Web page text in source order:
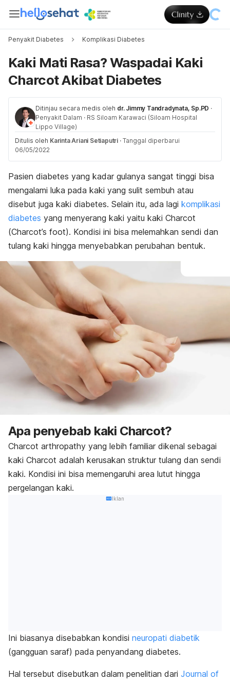
Penyakit Diabetes Komplikasi Diabetes
Kaki Mati Rasa? Waspadai Kaki
Charcot Akibat Diabetes
Ditinjau secara medis oleh dr. Jimmy Tandradynata, Sp.PD ·
Penyakit Dalam · RS Siloam Karawaci (Siloam Hospital
Lippo Village)
Ditulis oleh Karinta Ariani Setiaputri · Tanggal diperbarui
06/05/2022
Pasien diabetes yang kadar gulanya sangat tinggi bisa
mengalami luka pada kaki yang sulit sembuh atau
disebut juga kaki diabetes. Selain itu, ada lagi komplikasi
diabetes yang menyerang kaki yaitu kaki Charcot
(Charcot’s foot). Kondisi ini bisa melemahkan sendi dan
tulang kaki hingga menyebabkan perubahan bentuk.
Apa penyebab kaki Charcot?
Charcot arthropathy yang lebih familiar dikenal sebagai
kaki Charcot adalah kerusakan struktur tulang dan sendi
kaki. Kondisi ini bisa memengaruhi area lutut hingga
pergelangan kaki.
Iklan
Ini biasanya disebabkan kondisi neuropati diabetik
(gangguan saraf) pada penyandang diabetes.
Hal tersebut disebutkan dalam penelitian dari Journal of